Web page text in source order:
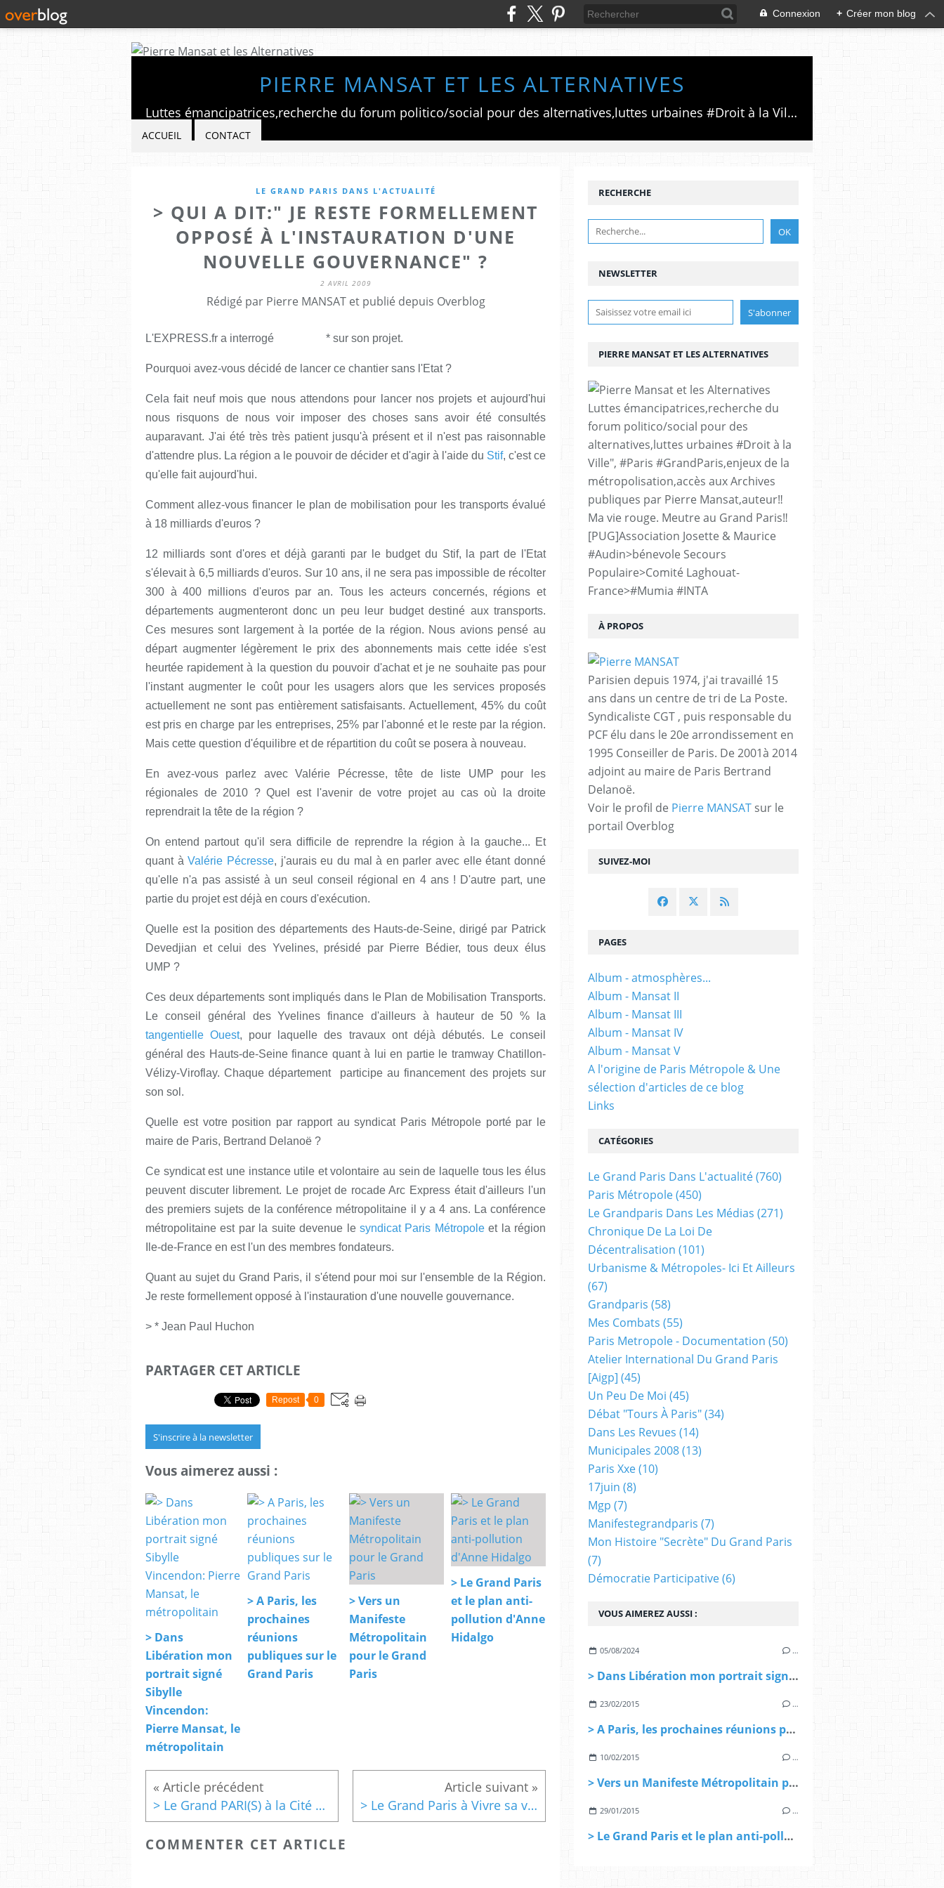
Connexion + Créer mon blog
PIERRE MANSAT ET LES ALTERNATIVES
Luttes émancipatrices,recherche du forum politico/social pour des alternatives,luttes urbaines #Droit à la Ville", #Paris #GrandParis,enjeux de la métropolisation,accès aux Archives publiques par Pierre Mansat,auteur‼️Ma vie rouge. Meutre au Grand Paris‼️[PUG]Association Josette & Maurice #Audin>bénevole Secours Populaire>Comité Laghouat-France>#Mumia #INTA
ACCUEIL CONTACT
LE GRAND PARIS DANS L'ACTUALITÉ
> QUI A DIT:" JE RESTE FORMELLEMENT
OPPOSÉ À L'INSTAURATION D'UNE
NOUVELLE GOUVERNANCE" ?
2 AVRIL 2009
Rédigé par Pierre MANSAT et publié depuis Overblog
L'EXPRESS.fr a interrogé * sur son projet.
Pourquoi avez-vous décidé de lancer ce chantier sans l'Etat ?
Cela fait neuf mois que nous attendons pour lancer nos projets et aujourd'hui
nous risquons de nous voir imposer des choses sans avoir été consultés
auparavant. J'ai été très très patient jusqu'à présent et il n'est pas raisonnable
d'attendre plus. La région a le pouvoir de décider et d'agir à l'aide du Stif, c'est ce
qu'elle fait aujourd'hui.
Comment allez-vous financer le plan de mobilisation pour les transports évalué
à 18 milliards d'euros ?
12 milliards sont d'ores et déjà garanti par le budget du Stif, la part de l'Etat
s'élevait à 6,5 milliards d'euros. Sur 10 ans, il ne sera pas impossible de récolter
300 à 400 millions d'euros par an. Tous les acteurs concernés, régions et
départements augmenteront donc un peu leur budget destiné aux transports.
Ces mesures sont largement à la portée de la région. Nous avions pensé au
départ augmenter légèrement le prix des abonnements mais cette idée s'est
heurtée rapidement à la question du pouvoir d'achat et je ne souhaite pas pour
l'instant augmenter le coût pour les usagers alors que les services proposés
actuellement ne sont pas entièrement satisfaisants. Actuellement, 45% du coût
est pris en charge par les entreprises, 25% par l'abonné et le reste par la région.
Mais cette question d'équilibre et de répartition du coût se posera à nouveau.
En avez-vous parlez avec Valérie Pécresse, tête de liste UMP pour les
régionales de 2010 ? Quel est l'avenir de votre projet au cas où la droite
reprendrait la tête de la région ?
On entend partout qu'il sera difficile de reprendre la région à la gauche... Et
quant àValérie Pécresse, j'aurais eu du mal à en parler avec elle étant donné
qu'elle n'a pas assisté à un seul conseil régional en 4 ans ! D'autre part, une
partie du projet est déjà en cours d'exécution.
Quelle est la position des départements des Hauts-de-Seine, dirigé par Patrick
Devedjian et celui des Yvelines, présidé par Pierre Bédier, tous deux élus
UMP ?
Ces deux départements sont impliqués dans le Plan de Mobilisation Transports.
Le conseil général des Yvelines finance d'ailleurs à hauteur de 50 % la
tangentielle Ouest, pour laquelle des travaux ont déjà débutés. Le conseil
général des Hauts-de-Seine finance quant à lui en partie le tramway Chatillon-
Vélizy-Viroflay. Chaque département participe au financement des projets sur
son sol.
Quelle est votre position par rapport au syndicat Paris Métropole porté par le
maire de Paris, Bertrand Delanoë ?
Ce syndicat est une instance utile et volontaire au sein de laquelle tous les élus
peuvent discuter librement. Le projet de rocade Arc Express était d'ailleurs l'un
des premiers sujets de la conférence métropolitaine il y a 4 ans. La conférence
métropolitaine est par la suite devenue le syndicat Paris Métropoleet la région
Ile-de-France en est l'un des membres fondateurs.
Quant au sujet du Grand Paris, il s'étend pour moi sur l'ensemble de la Région.
Je reste formellement opposé à l'instauration d'une nouvelle gouvernance.
> * Jean Paul Huchon
PARTAGER CET ARTICLE
Repost 0
S'inscrire à la newsletter
Vous aimerez aussi :
> Dans
Libération mon
portrait signé
Sibylle
Vincendon:
Pierre Mansat, le
métropolitain
> A Paris, les
prochaines
réunions
publiques sur le
Grand Paris
> Vers un
Manifeste
Métropolitain
pour le Grand
Paris
> Le Grand Paris
et le plan anti-
pollution d'Anne
Hidalgo
> Le Grand PARI(S) à la Cité de l'Architecture > Le Grand Paris à Vivre sa ville, France Culture le 19 avril
COMMENTER CET ARTICLE
NEWSLETTER
SUIVEZ-MOI
RECHERCHE
PIERRE MANSAT ET LES ALTERNATIVES
Luttes émancipatrices,recherche du
forum politico/social pour des
alternatives,luttes urbaines #Droit à la
Ville", #Paris #GrandParis,enjeux de la
métropolisation,accès aux Archives
publiques par Pierre Mansat,auteur‼️
Ma vie rouge. Meutre au Grand Paris‼️
[PUG]Association Josette & Maurice
#Audin>bénevole Secours
Populaire>Comité Laghouat-
France>#Mumia #INTA
À PROPOS
Parisien depuis 1974, j'ai travaillé 15
ans dans un centre de tri de La Poste.
Syndicaliste CGT , puis responsable du
PCF élu dans le 20e arrondissement en
1995 Conseiller de Paris. De 2001à 2014
adjoint au maire de Paris Bertrand
Delanoë.
Voir le profil de Pierre MANSAT sur le
portail Overblog
VOUS AIMEREZ AUSSI :
05/08/2024 …
> Dans Libération mon portrait signé Sibylle Vincendon: Pierre Mansat, le métropolitain
23/02/2015 …
> A Paris, les prochaines réunions publiques sur le Grand Paris
10/02/2015 …
> Vers un Manifeste Métropolitain pour le Grand Paris
29/01/2015 …
> Le Grand Paris et le plan anti-pollution d'Anne Hidalgo
PAGES
Album - atmosphères...
Album - Mansat II
Album - Mansat III
Album - Mansat IV
Album - Mansat V
A l'origine de Paris Métropole & Une
sélection d'articles de ce blog
Links
CATÉGORIES
Le Grand Paris Dans L'actualité(760)
Paris Métropole(450)
Le Grandparis Dans Les Médias (271)
Chronique De La Loi De
Décentralisation (101)
Urbanisme & Métropoles- Ici Et Ailleurs
(67)
Grandparis (58)
Mes Combats (55)
Paris Metropole - Documentation (50)
Atelier International Du Grand Paris
[aigp] (45)
Un Peu De Moi (45)
Débat "tours À Paris"(34)
Dans Les Revues (14)
Municipales 2008(13)
Paris Xxe(10)
17juin (8)
Mgp (7)
Manifestegrandparis (7)
Mon Histoire "secrète" Du Grand Paris
(7)
Démocratie Participative(6)